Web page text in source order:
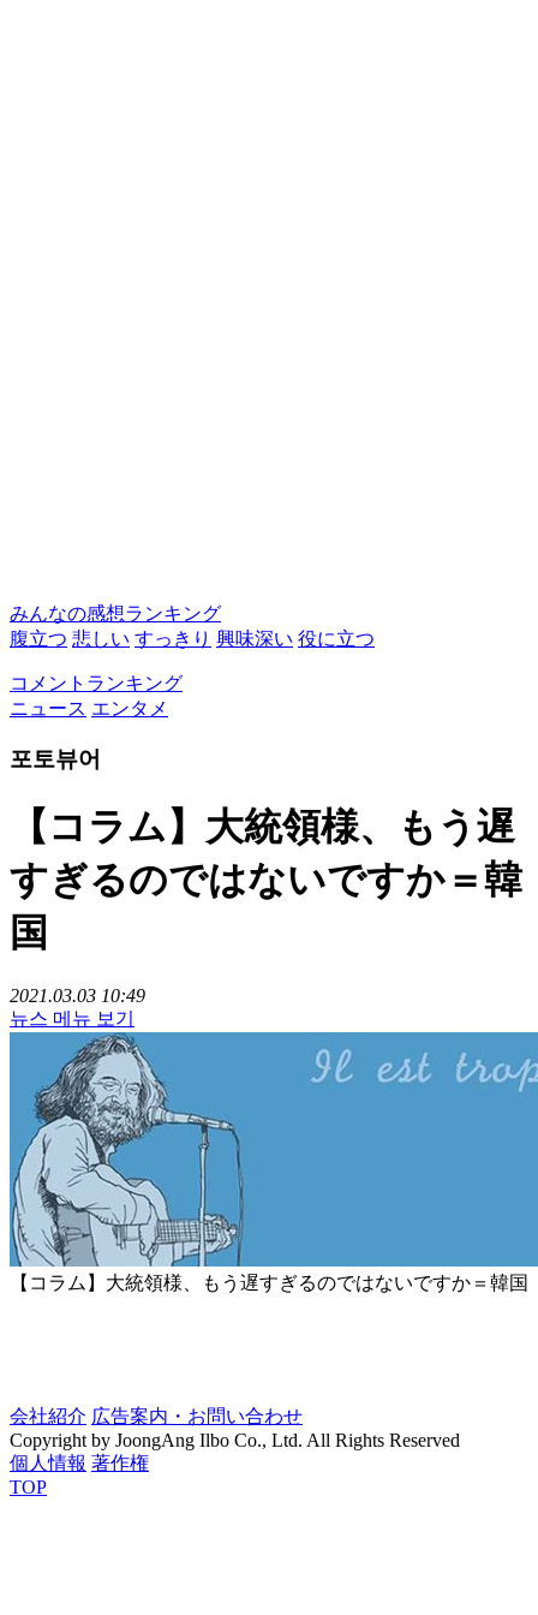
みんなの感想ランキング
腹立つ 悲しい すっきり 興味深い 役に立つ
コメントランキング
ニュース エンタメ
포토뷰어
【コラム】大統領様、もう遅
すぎるのではないですか＝韓
国
2021.03.03 10:49
뉴스 메뉴 보기
【コラム】大統領様、もう遅すぎるのではないですか＝韓国
会社紹介 広告案内・お問い合わせ
Copyright by JoongAng Ilbo Co., Ltd. All Rights Reserved
個人情報 著作権
TOP